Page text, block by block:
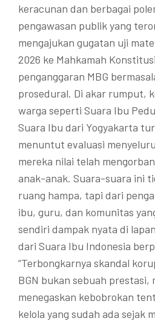
keracunan dan berbagai
pengawasan publik yang
mengajukan gugatan uji
2026 ke Mahkamah
penganggaran MBG
prosedural. Di akar rumput,
warga seperti Suara Ibu
Suara Ibu dari Yogyakarta
menuntut evaluasi
mereka nilai telah
anak-anak. Suara-suara ini
ruang hampa, tapi dari
ibu, guru, dan komunitas
sendiri dampak nyata di
dari Suara Ibu Indonesia
“Terbongkarnya skandal
BGN bukan sebuah prestasi,
menegaskan kebobrokan
kelola yang sudah ada sejak